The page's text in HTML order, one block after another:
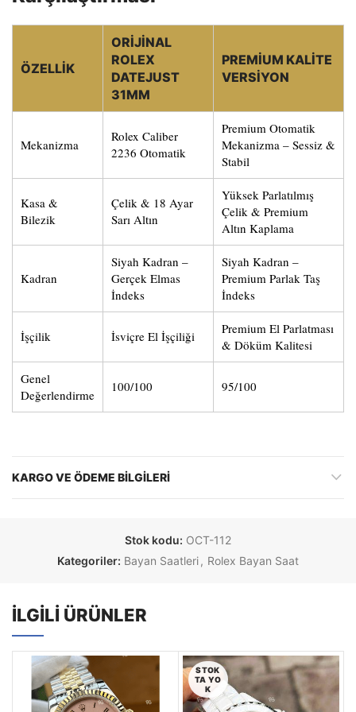
ÖZELLIK
ORIJINAL
ROLEX
DATEJUST
31MM
PREMIUM KALITE
VERSIYON
Mekanizma
Rolex Caliber
2236 Otomatik
Premium Otomatik
Mekanizma – Sessiz &
Stabil
Kasa &
Bilezik
Çelik & 18 Ayar
Sarı Altın
Yüksek Parlatılmış
Çelik & Premium
Altın Kaplama
Kadran
Siyah Kadran –
Gerçek Elmas
İndeks
Siyah Kadran –
Premium Parlak Taş
İndeks
İşçilik İsviçre El İşçiliği
Premium El Parlatması
& Döküm Kalitesi
Genel
Değerlendirme
100/100 95/100
KARGO VE ÖDEME BILGILERI
Stok kodu: OCT-112
Kategoriler: Bayan Saatleri , Rolex Bayan Saat
İLGILI ÜRÜNLER
STOK
TA YO
K